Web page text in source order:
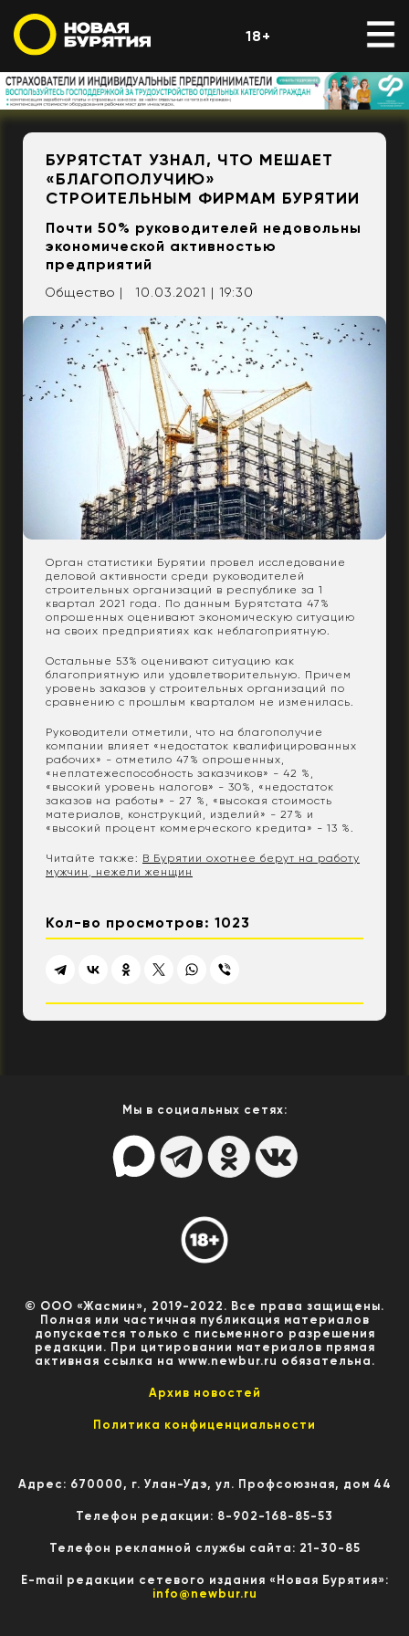
18+
БУРЯТСТАТ УЗНАЛ, ЧТО МЕШАЕТ
«БЛАГОПОЛУЧИЮ»
СТРОИТЕЛЬНЫМ ФИРМАМ БУРЯТИИ
Почти 50% руководителей недовольны
экономической активностью
предприятий
Общество | 10.03.2021 | 19:30
Орган статистики Бурятии провел исследование
деловой активности среди руководителей
строительных организаций в республике за 1
квартал 2021 года. По данным Бурятстата 47%
опрошенных оценивают экономическую ситуацию
на своих предприятиях как неблагоприятную.
Остальные 53% оценивают ситуацию как
благоприятную или удовлетворительную. Причем
уровень заказов у строительных организаций по
сравнению с прошлым кварталом не изменилась.
Руководители отметили, что на благополучие
компании влияет «недостаток квалифицированных
рабочих» - отметило 47% опрошенных,
«неплатежеспособность заказчиков» - 42 %,
«высокий уровень налогов» - 30%, «недостаток
заказов на работы» - 27 %, «высокая стоимость
материалов, конструкций, изделий» - 27% и
«высокий процент коммерческого кредита» - 13 %.
Читайте также: В Бурятии охотнее берут на работу
мужчин, нежели женщин
Кол-во просмотров: 1023
Мы в социальных сетях:
© ООО «Жасмин», 2019-2022. Все права защищены.
Полная или частичная публикация материалов
допускается только с письменного разрешения
редакции. При цитировании материалов прямая
активная ссылка на www.newbur.ru обязательна.
Архив новостей
Политика конфиценциальности
Адрес: 670000, г. Улан-Удэ, ул. Профсоюзная, дом 44
Телефон редакции: 8-902-168-85-53
Телефон рекламной службы сайта: 21-30-85
E-mail редакции сетевого издания «Новая Бурятия»:
info@newbur.ru